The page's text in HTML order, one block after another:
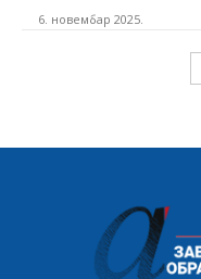
6. новембар 2025.